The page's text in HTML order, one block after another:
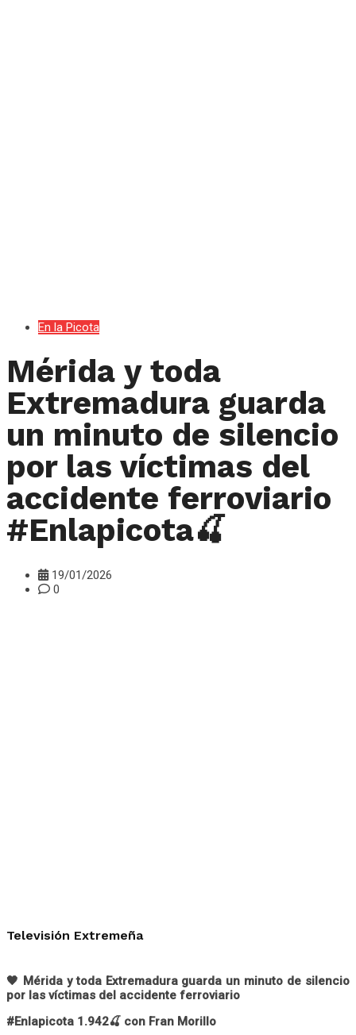
En la Picota
Mérida y toda
Extremadura guarda
un minuto de silencio
por las víctimas del
accidente ferroviario
#Enlapicota🍒
19/01/2026
0
Televisión Extremeña
🖤 Mérida y toda Extremadura guarda un minuto de silencio
por las víctimas del accidente ferroviario
#Enlapicota 1.942🍒 con Fran Morillo